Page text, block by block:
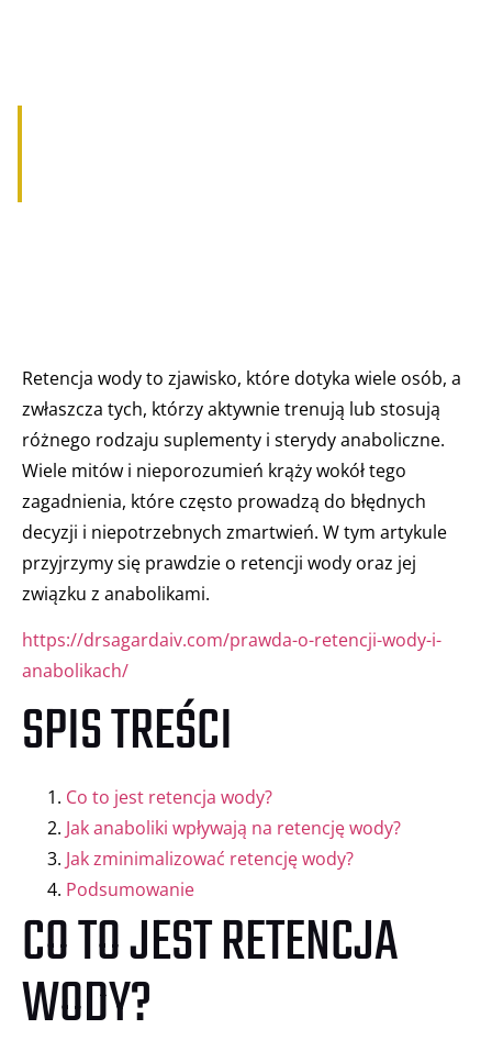
Retencja wody to zjawisko, które dotyka wiele osób, a
zwłaszcza tych, którzy aktywnie trenują lub stosują
różnego rodzaju suplementy i sterydy anaboliczne.
Wiele mitów i nieporozumień krąży wokół tego
zagadnienia, które często prowadzą do błędnych
decyzji i niepotrzebnych zmartwień. W tym artykule
przyjrzymy się prawdzie o retencji wody oraz jej
związku z anabolikami.
https://drsagardaiv.com/prawda-o-retencji-wody-i-
anabolikach/
SPIS TREŚCI
Co to jest retencja wody?
Jak anaboliki wpływają na retencję wody?
Jak zminimalizować retencję wody?
Podsumowanie
CO TO JEST RETENCJA
WODY?